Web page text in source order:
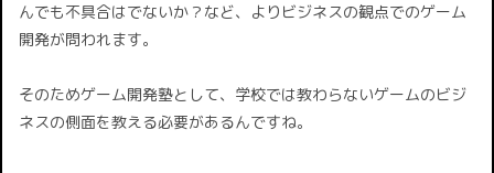
んでも不具合はでないか？など、よりビジネスの観点でのゲーム
開発が問われます。
そのためゲーム開発塾として、学校では教わらないゲームのビジ
ネスの側面を教える必要があるんですね。